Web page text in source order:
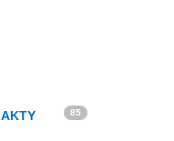
AKTY 85